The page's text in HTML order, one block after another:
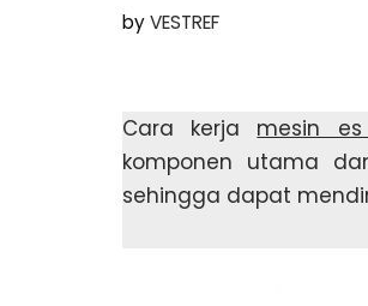
byVESTREF
Cara kerja mesin
komponen utama
sehingga dapat